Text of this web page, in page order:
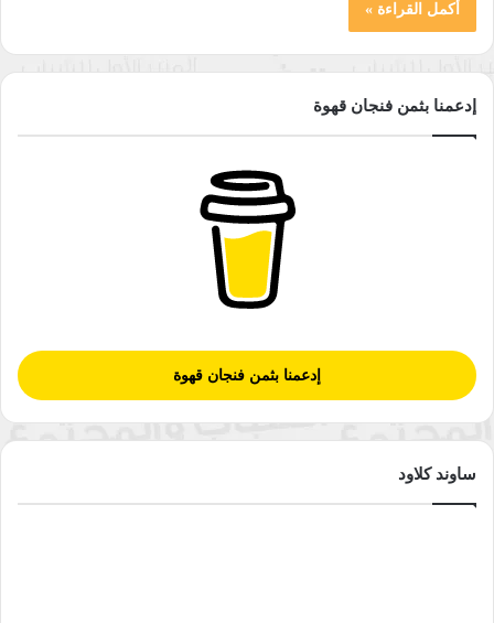
أكمل القراءة »
إدعمنا بثمن فنجان قهوة
إدعمنا بثمن فنجان قهوة
ساوند كلاود